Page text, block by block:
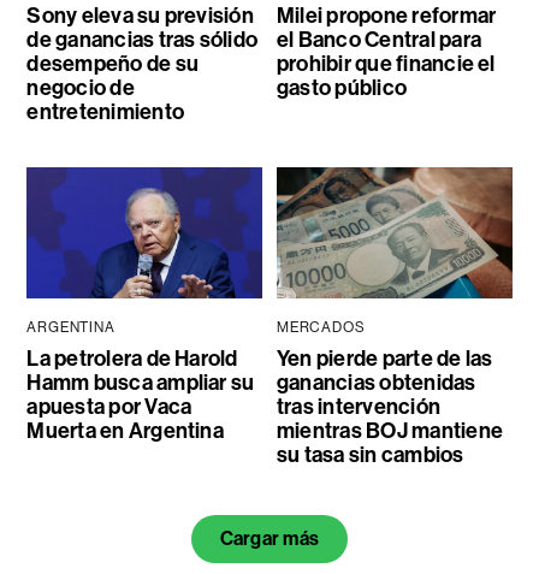
Sony eleva su previsión
de ganancias tras sólido
desempeño de su
negocio de
entretenimiento
Milei propone reformar
el Banco Central para
prohibir que financie el
gasto público
ARGENTINA
La petrolera de Harold
Hamm busca ampliar su
apuesta por Vaca
Muerta en Argentina
MERCADOS
Yen pierde parte de las
ganancias obtenidas
tras intervención
mientras BOJ mantiene
su tasa sin cambios
Cargar más